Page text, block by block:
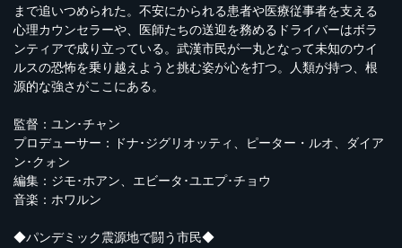
まで追いつめられた。不安にかられる患者や医療従事者を支える
心理カウンセラーや、医師たちの送迎を務めるドライバーはボラ
ンティアで成り立っている。武漢市民が一丸となって未知のウイ
ルスの恐怖を乗り越えようと挑む姿が心を打つ。人類が持つ、根
源的な強さがここにある。
監督：ユン･チャン
プロデューサー：ドナ･ジグリオッティ、ピーター・ルオ、ダイア
ン･クォン
編集：ジモ･ホアン、エビータ･ユエプ･チョウ
音楽：ホワルン
◆パンデミック震源地で闘う市民◆